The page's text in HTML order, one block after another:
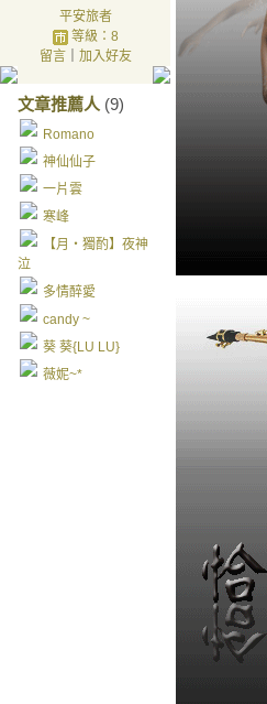
平安旅者
等級：8
留言｜ 加入好友
文章推薦人 (9)
Romano
神仙仙子
一片雲
寒峰
【月‧獨酌】夜神
泣
多情醉愛
candy ~
葵 葵{LU LU}
薇妮~*